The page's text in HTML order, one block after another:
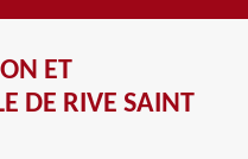
ET
DE RIVE SAINT